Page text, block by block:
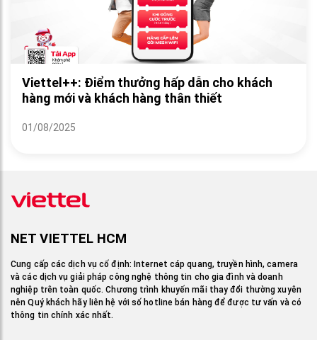
Viettel++: Điểm thưởng hấp dẫn cho khách
hàng mới và khách hàng thân thiết
01/08/2025
NET VIETTEL HCM
Cung cấp các dịch vụ cố định: Internet cáp quang, truyền hình, camera
và các dịch vụ giải pháp công nghệ thông tin cho gia đình và doanh
nghiệp trên toàn quốc. Chương trình khuyến mãi thay đổi thường xuyên
nên Quý khách hãy liên hệ với số hotline bán hàng để được tư vấn và có
thông tin chính xác nhất.